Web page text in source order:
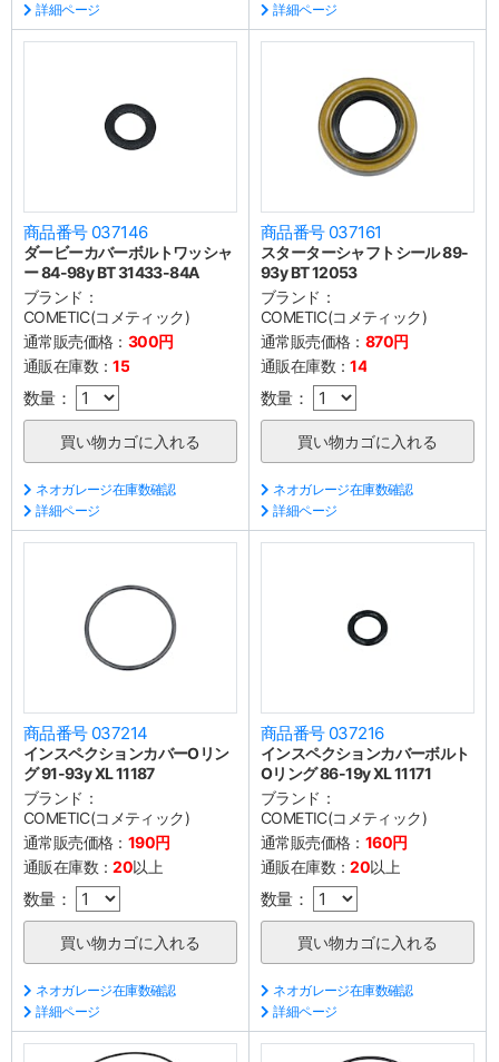
詳細ページ
詳細ページ
商品番号 037146
ダービーカバーボルトワッシャ
ー 84-98y BT 31433-84A
ブランド：
COMETIC(コメティック)
通常販売価格： 300円
通販在庫数：15
数量：
ネオガレージ在庫数確認
詳細ページ
商品番号 037161
スターターシャフトシール 89-
93y BT 12053
ブランド：
COMETIC(コメティック)
通常販売価格： 870円
通販在庫数：14
数量：
ネオガレージ在庫数確認
詳細ページ
商品番号 037214
インスペクションカバーOリン
グ 91-93y XL 11187
ブランド：
COMETIC(コメティック)
通常販売価格： 190円
通販在庫数：20以上
数量：
ネオガレージ在庫数確認
詳細ページ
商品番号 037216
インスペクションカバーボルト
Oリング 86-19y XL 11171
ブランド：
COMETIC(コメティック)
通常販売価格： 160円
通販在庫数：20以上
数量：
ネオガレージ在庫数確認
詳細ページ